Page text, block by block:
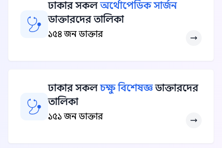
ঢাকার সকলঅর্থোপেডিক সার্জন
ডাক্তারদের তালিকা
১৫৪ জন ডাক্তার
ঢাকার সকলচক্ষু বিশেষজ্ঞডাক্তারদের
তালিকা
১৫১ জন ডাক্তার